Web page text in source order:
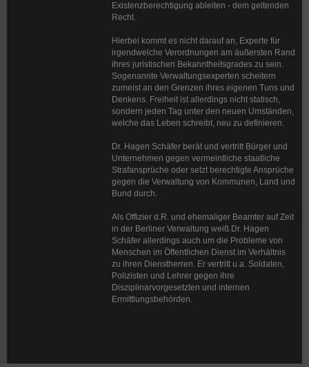
Existenzberechtigung ableiten - dem geltenden
Recht.
Hierbei kommt es nicht darauf an, Experte für
irgendwelche Verordnungen am äußersten Rand
ihres juristischen Bekanntheitsgrades zu sein.
Sogenannte Verwaltungsexperten scheitern
zumeist an den Grenzen ihres eigenen Tuns und
Denkens. Freiheit ist allerdings nicht statisch,
sondern jeden Tag unter den neuen Umständen,
welche das Leben schreibt, neu zu definieren.
Dr. Hagen Schäfer berät und vertritt Bürger und
Unternehmen gegen vermeintliche staatliche
Strafansprüche oder setzt berechtigte Ansprüche
gegen die Verwaltung von Kommunen, Land und
Bund durch.
Als Offizier d.R. und ehemaliger Beamter auf Zeit
in der Berliner Verwaltung weiß Dr. Hagen
Schäfer allerdings auch um die Probleme von
Menschen im Öffentlichen Dienst im Verhältnis
zu ihren Dienstherren. Er vertritt u.a. Soldaten,
Polizisten und Lehrer gegen ihre
Disziplinarvorgesetzten und internen
Ermittlungsbehörden.